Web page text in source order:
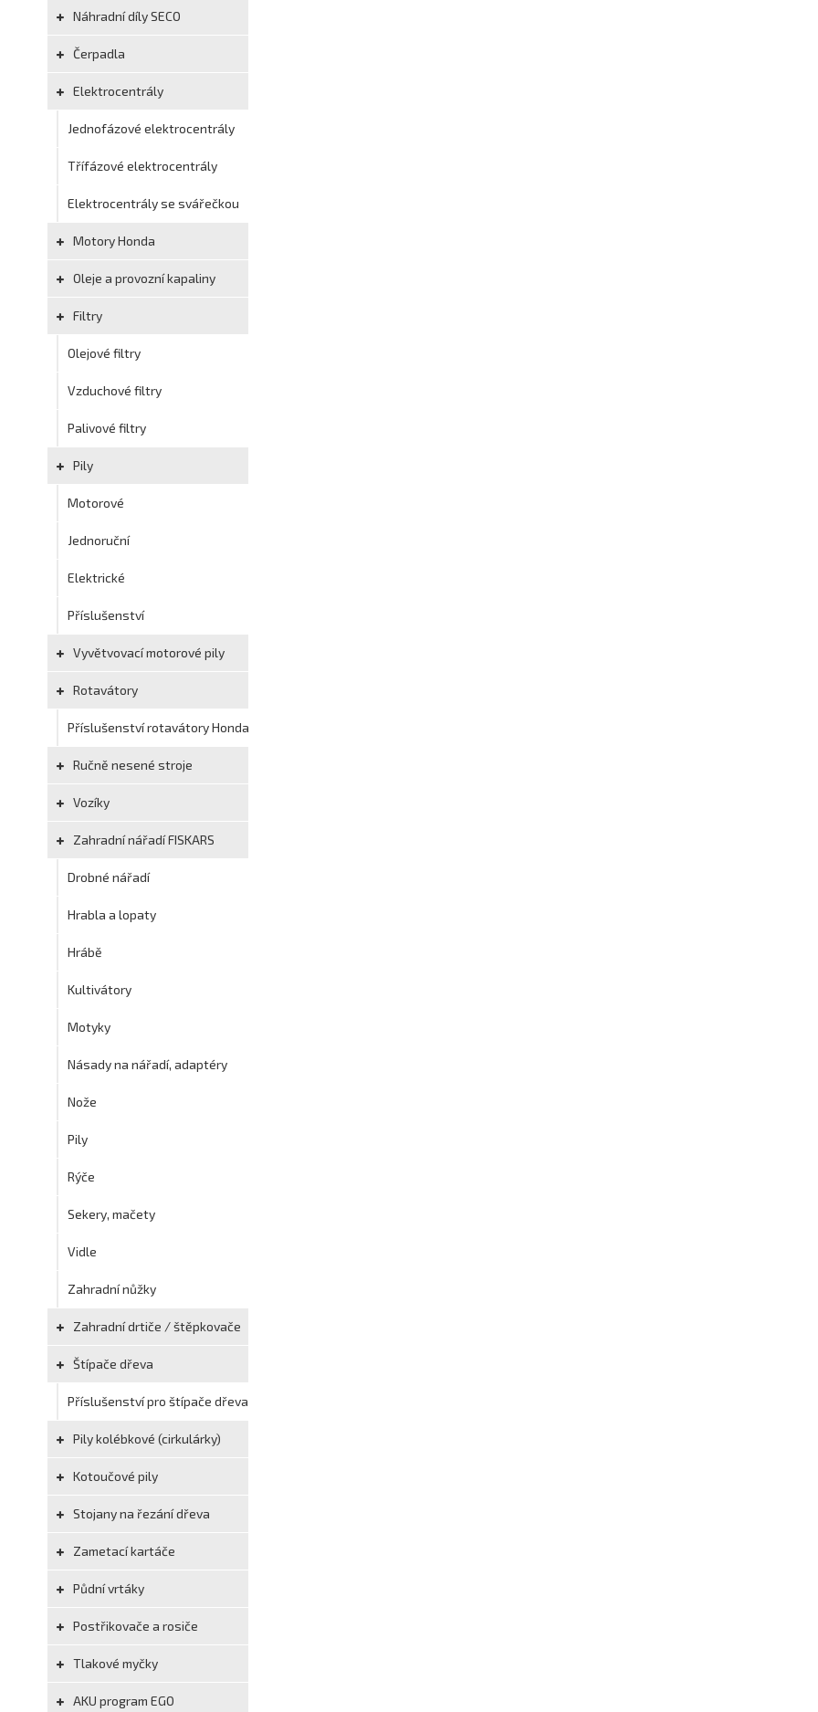
Náhradní díly SECO
Čerpadla
Elektrocentrály
Jednofázové elektrocentrály
Třífázové elektrocentrály
Elektrocentrály se svářečkou
Motory Honda
Oleje a provozní kapaliny
Filtry
Olejové filtry
Vzduchové filtry
Palivové filtry
Pily
Motorové
Jednoruční
Elektrické
Příslušenství
Vyvětvovací motorové pily
Rotavátory
Příslušenství rotavátory Honda
Ručně nesené stroje
Vozíky
Zahradní nářadí FISKARS
Drobné nářadí
Hrabla a lopaty
Hrábě
Kultivátory
Motyky
Násady na nářadí, adaptéry
Nože
Pily
Rýče
Sekery, mačety
Vidle
Zahradní nůžky
Zahradní drtiče / štěpkovače
Štípače dřeva
Příslušenství pro štípače dřeva
Pily kolébkové (cirkulárky)
Kotoučové pily
Stojany na řezání dřeva
Zametací kartáče
Půdní vrtáky
Postřikovače a rosiče
Tlakové myčky
AKU program EGO